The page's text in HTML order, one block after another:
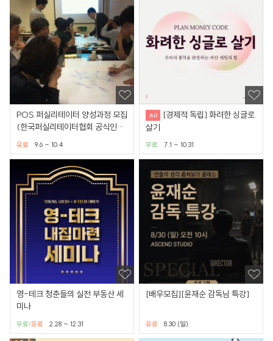
POS 퍼실리테이터 양성과정 모집
(한국퍼실리테이터협회 공식인증
과정)
9.6 ~ 10.4
유료
[경제적 독립] 화려한 싱글로
살기
7.1 ~ 10.31
무료
영-테크 청춘들의 실전 부동산 세
미나
2.28 ~ 12.31
무료/유료
[배우모집][윤재순 감독님 특강]
8.30 (일)
유료